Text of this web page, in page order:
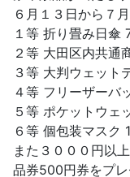
６月１３日から７
１等 折り畳み日傘
２等 大田区内共通
３等 大判ウェット
４等 フリーザーバ
５等 ポケットウェ
６等 個包装マスク
また３０００円以
品券500円券をプレ